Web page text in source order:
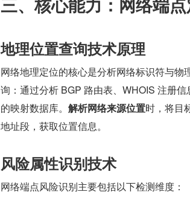
地理位置查询技术原理
网络地理定位的核心是分析网络标识符与
询：通过分析 BGP 路由表、WHOIS 注册
的映射数据库。 解析网络来源位置时，将目
地址段，获取位置信息。
风险属性识别技术
网络端点风险识别主要包括以下检测维度：